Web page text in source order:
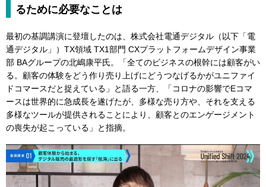
るために必要なことは
最初の基調講演に登壇したのは、株式会社電通デジタル（以下「電
通デジタル」）TX領域 TX1部門 CXプラットフォームデザイン事業
部 BAグループの北嶋康平氏。「全てのビジネスの根幹には顧客がい
る。顧客の体験をどう作り売り上げにどうつなげるかがユニファイ
ドコマースだと捉えている」と語る一方、「コロナの影響でEコマ
ースは世界的に急成長を遂げたが、多様な売り方や、それを支える
多様なツールが提供されることにより、顧客とのエンゲージメント
の喪失が起こっている」と指摘。